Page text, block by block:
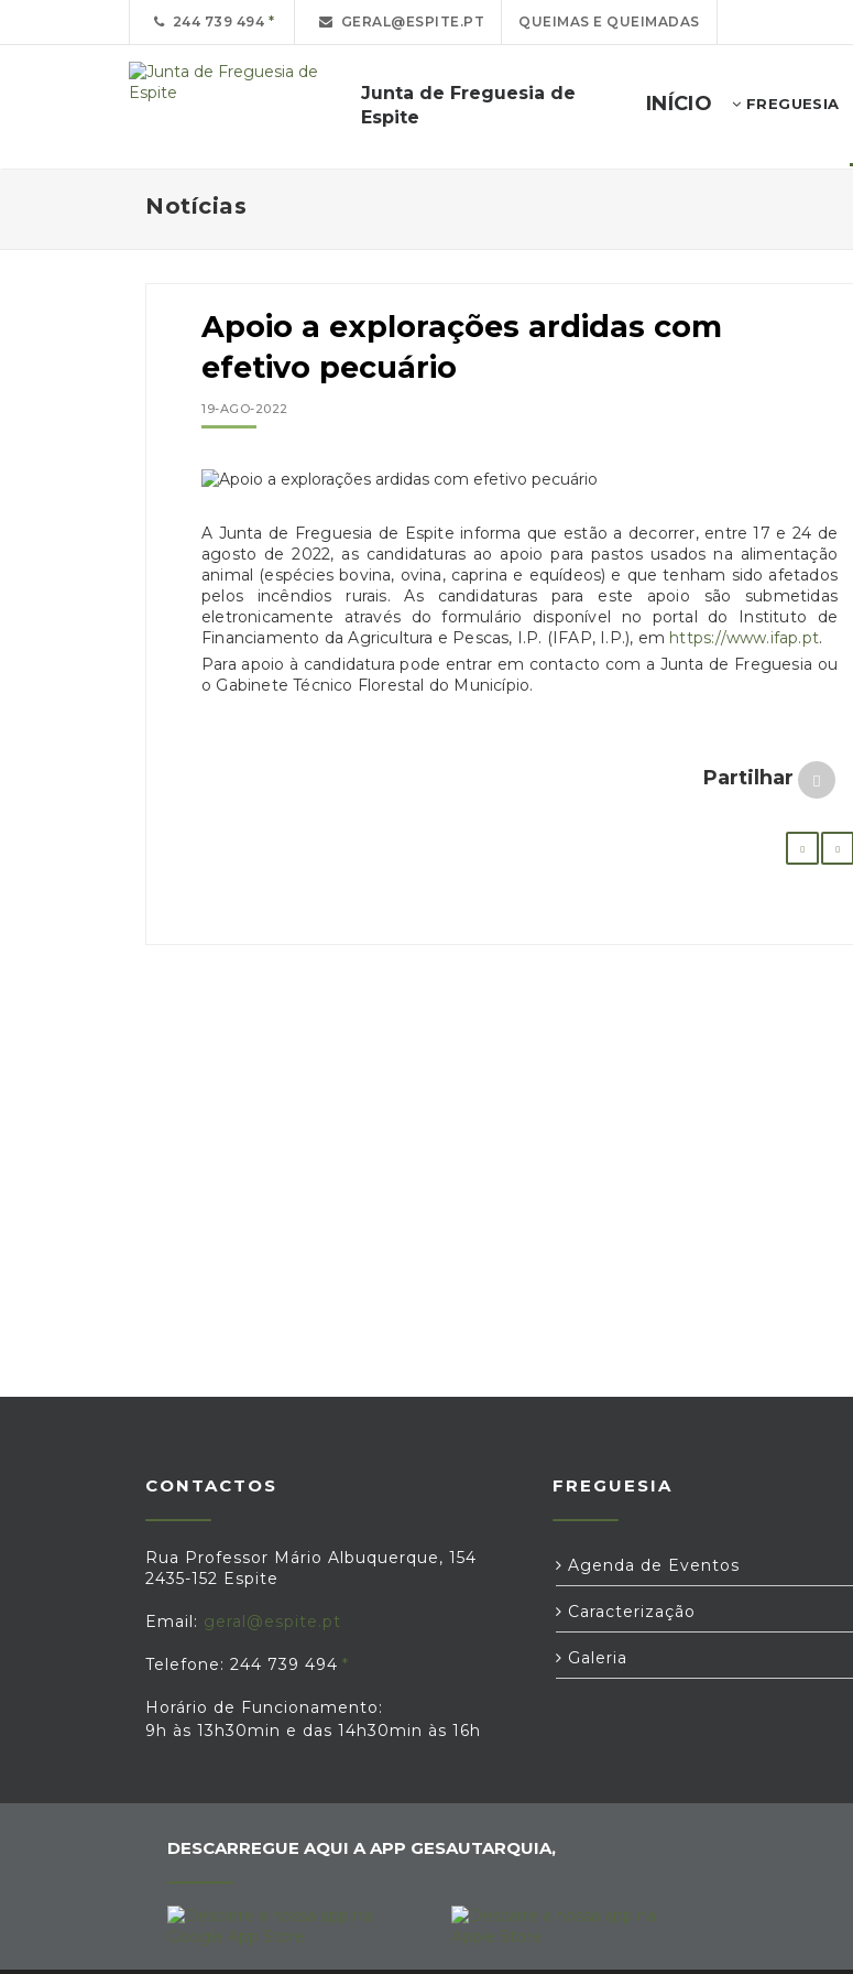
244 739 494 GERAL@ESPITE.PT QUEIMAS E QUEIMADAS
Junta de Freguesia de
Espite
INÍCIO FREGUESIA
Notícias
Apoio a explorações ardidas com
efetivo pecuário
19-AGO-2022
A Junta de Freguesia de Espite informa que estão a decorrer, entre 17 e 24 de
agosto de 2022, as candidaturas ao apoio para pastos usados na alimentação
animal (espécies bovina, ovina, caprina e equídeos) e que tenham sido afetados
pelos incêndios rurais. As candidaturas para este apoio são submetidas
eletronicamente através do formulário disponível no portal do Instituto de
Financiamento da Agricultura e Pescas, I.P. (IFAP, I.P.), em https://www.ifap.pt.
Para apoio à candidatura pode entrar em contacto com a Junta de Freguesia ou
o Gabinete Técnico Florestal do Município.
Partilhar
CONTACTOS
Rua Professor Mário Albuquerque, 154
2435-152 Espite
Email: geral@espite.pt
Telefone: 244 739 494
Horário de Funcionamento:
9h às 13h30min e das 14h30min às 16h
FREGUESIA
Agenda de Eventos
Caracterização
Galeria
DESCARREGUE AQUI A APP GESAUTARQUIA,